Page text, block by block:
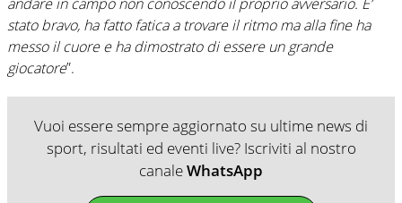
andare in campo non conoscendo il proprio avversario. E’
stato bravo, ha fatto fatica a trovare il ritmo ma alla fine ha
messo il cuore e ha dimostrato di essere un grande
giocatore”.
Vuoi essere sempre aggiornato su ultime news di
sport, risultati ed eventi live? Iscriviti al nostro
canaleWhatsApp